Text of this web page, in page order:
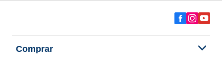
Comprar